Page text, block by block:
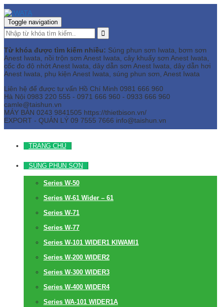
Toggle navigation
Từ khóa được tìm kiếm nhiều: Súng phun sơn Iwata, bơm sơn
Anest Iwata, nồi trộn sơn Anest Iwata, cây khuấy sơn Anest Iwata,
cốc đo độ nhớt Anest Iwata, dây dẫn sơn Anest Iwata, dây dẫn hơi
Anest Iwata, phụ kiện Anest Iwata, súng phun sơn, Anest Iwata
Liên hệ để được tư vấn Hồ Chí Minh 0981 666 960
Hà Nội 0983 220 555 - 0971 666 960 - 0933 666 960
camle@taishun.vn
MÁY BÀN 0243 9841505 https://thietbison.vn/
EXPORT - QUẢN LÝ 09 7555 7666 info@taishun.vn
TRANG CHỦ
SÚNG PHUN SƠN
Series W-50
Series W-61 Wider – 61
Series W-71
Series W-77
Series W-101 WIDER1 KIWAMI1
Series W-200 WIDER2
Series W-300 WIDER3
Series W-400 WIDER4
Series WA-101 WIDER1A